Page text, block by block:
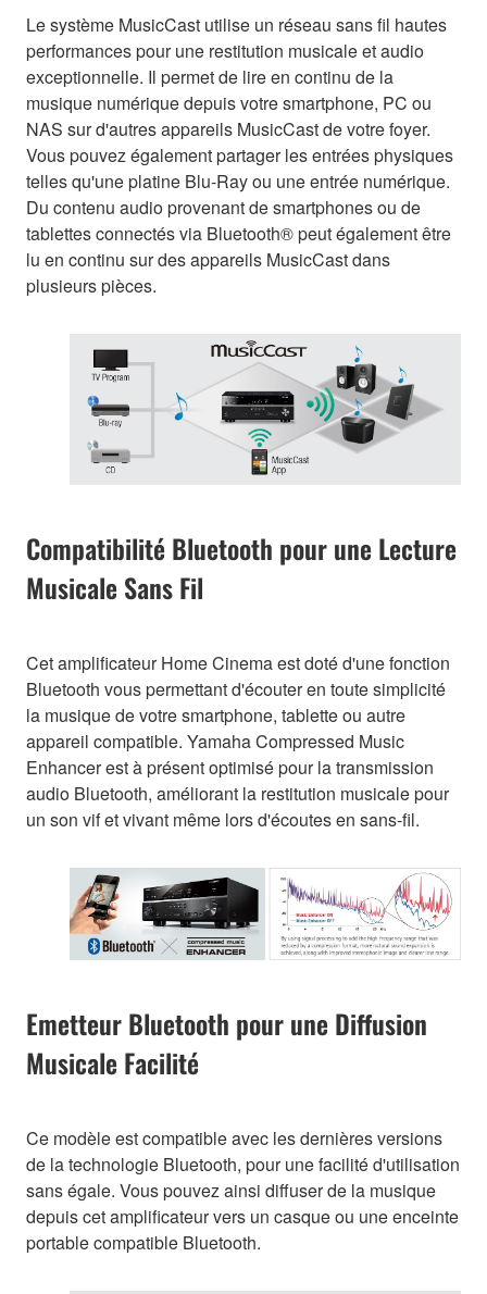
Le système MusicCast utilise un réseau sans fil hautes
performances pour une restitution musicale et audio
exceptionnelle. Il permet de lire en continu de la
musique numérique depuis votre smartphone, PC ou
NAS sur d'autres appareils MusicCast de votre foyer.
Vous pouvez également partager les entrées physiques
telles qu'une platine Blu-Ray ou une entrée numérique.
Du contenu audio provenant de smartphones ou de
tablettes connectés via Bluetooth® peut également être
lu en continu sur des appareils MusicCast dans
plusieurs pièces.
Compatibilité Bluetooth pour une Lecture
Musicale Sans Fil
Cet amplificateur Home Cinema est doté d'une fonction
Bluetooth vous permettant d'écouter en toute simplicité
la musique de votre smartphone, tablette ou autre
appareil compatible. Yamaha Compressed Music
Enhancer est à présent optimisé pour la transmission
audio Bluetooth, améliorant la restitution musicale pour
un son vif et vivant même lors d'écoutes en sans-fil.
Emetteur Bluetooth pour une Diffusion
Musicale Facilité
Ce modèle est compatible avec les dernières versions
de la technologie Bluetooth, pour une facilité d'utilisation
sans égale. Vous pouvez ainsi diffuser de la musique
depuis cet amplificateur vers un casque ou une enceinte
portable compatible Bluetooth.